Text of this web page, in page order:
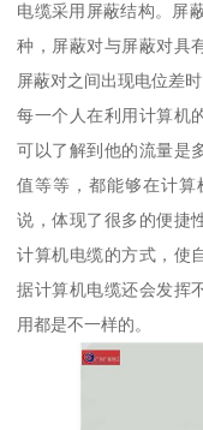
电缆采用屏蔽结构。屏
种，屏蔽对与屏蔽对具
屏蔽对之间出现电位差
每一个人在利用计算机
可以了解到他的流量是
值等等，都能够在计
说，体现了很多的便捷
计算机电缆的方式，使
据计算机电缆还会发挥
用都是不一样的。